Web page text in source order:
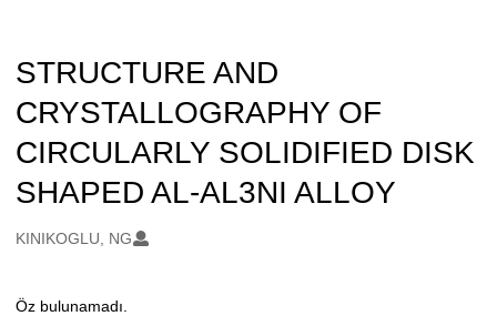
STRUCTURE AND
CRYSTALLOGRAPHY OF
CIRCULARLY SOLIDIFIED DISK
SHAPED AL-AL3NI ALLOY
Oluşturanlar
KINIKOGLU, NG
Açıklama
Öz bulunamadı.